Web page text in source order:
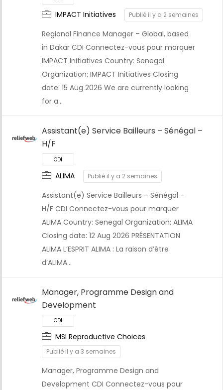
CDI
CDI
IMPACT Initiatives Publié il y a 2 semaines
Regional Finance Manager – Global, based
in Dakar CDI Connectez-vous pour marquer
IMPACT Initiatives Country: Senegal
Organization: IMPACT Initiatives Closing
date: 15 Aug 2026 We are currently looking
for a…
Assistant(e) Service Bailleurs – Sénégal –
H/F
ALIMA Publié il y a 2 semaines
Assistant(e) Service Bailleurs – Sénégal –
H/F CDI Connectez-vous pour marquer
ALIMA Country: Senegal Organization: ALIMA
Closing date: 12 Aug 2026 PRÉSENTATION
ALIMA L’ESPRIT ALIMA : La raison d’être
d’ALIMA…
Manager, Programme Design and
Development
MSI Reproductive Choices
Publié il y a 3 semaines
Manager, Programme Design and
Development CDI Connectez-vous pour